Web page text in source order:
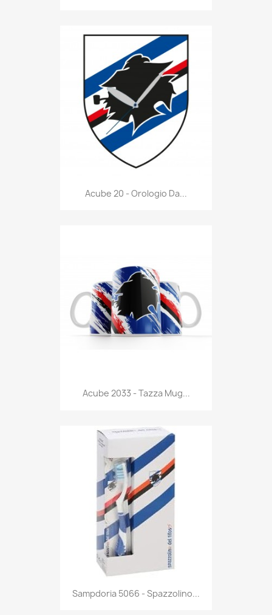
Anteprima
Acube 20 - Orologio Da...
Anteprima
Acube 2033 - Tazza Mug...
Anteprima
Sampdoria 5066 - Spazzolino...